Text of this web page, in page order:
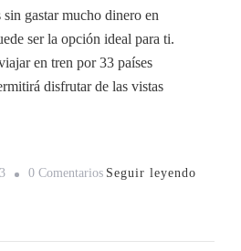
gastar mucho dinero en
ser la opción ideal para ti.
en tren por 33 países
disfrutar de las vistas
0 ComentariosEn
Seguir leyendo